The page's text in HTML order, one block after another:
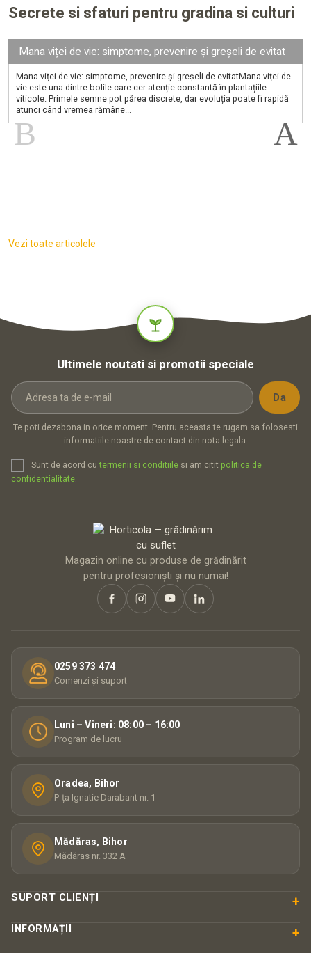
Secrete si sfaturi pentru gradina si culturi
Mana viței de vie: simptome, prevenire și greșeli de evitat
Mana viței de vie: simptome, prevenire și greșeli de evitatMana viței de
vie este una dintre bolile care cer atenție constantă în plantațiile
viticole. Primele semne pot părea discrete, dar evoluția poate fi rapidă
atunci când vremea rămâne...
Vezi toate articolele
Ultimele noutati si promotii speciale
Te poti dezabona in orice moment. Pentru aceasta te rugam sa folosesti
informatiile noastre de contact din nota legala.
Sunt de acord cutermenii si conditiile si am citit politica de
confidentialitate.
Magazin online cu produse de grădinărit
pentru profesioniști și nu numai!
0259 373 474
Comenzi și suport
Luni – Vineri: 08:00 – 16:00
Program de lucru
Oradea, Bihor
P-ța Ignatie Darabant nr. 1
Mădăras, Bihor
Mădăras nr. 332 A
SUPORT CLIENȚI +
INFORMAȚII +